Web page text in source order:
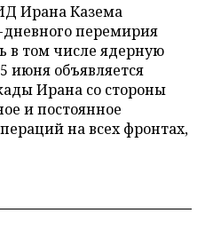
Ирана Казема
дневного перемирия
в том числе ядерную
июня объявляется
Ирана со стороны
и постоянное
на всех фронтах,